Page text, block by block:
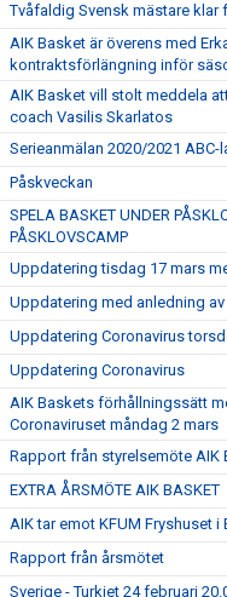
Tvåfaldig Svensk mästare klar
AIK Basket är överens med
kontraktsförlängning inför
AIK Basket vill stolt meddela
coach Vasilis Skarlatos
Serieanmälan 2020/2021 ABC-
Påskveckan
SPELA BASKET UNDER
PÅSKLOVSCAMP
Uppdatering tisdag 17 mars
Uppdatering med anledning
Uppdatering Coronavirus
Uppdatering Coronavirus
AIK Baskets förhållningssätt
Coronaviruset måndag 2 mars
Rapport från styrelsemöte AIK
EXTRA ÅRSMÖTE AIK BASKET
AIK tar emot KFUM Fryshuset i
Rapport från årsmötet
Sverige - Turkiet 24 februari